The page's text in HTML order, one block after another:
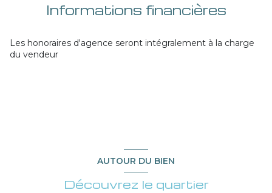
Informations financières
Les honoraires d'agence seront intégralement à la charge
du vendeur
AUTOUR DU BIEN
Découvrez le quartier